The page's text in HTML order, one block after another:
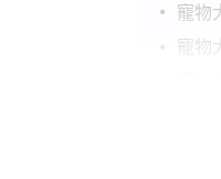
寵物
寵物